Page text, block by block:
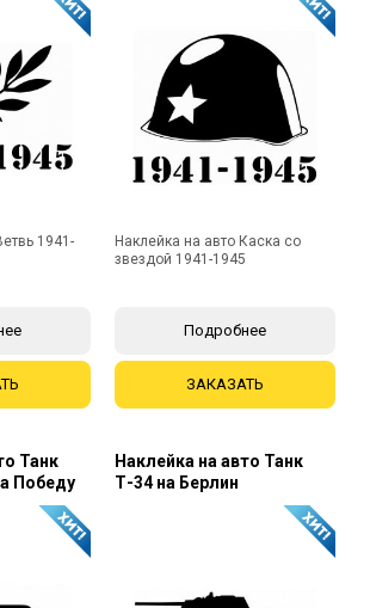
1941-
Наклейка на авто Каска со
звездой 1941-1945
Подробнее
ЗАКАЗАТЬ
Танк
Победу
Наклейка на авто Танк
Т-34 на Берлин